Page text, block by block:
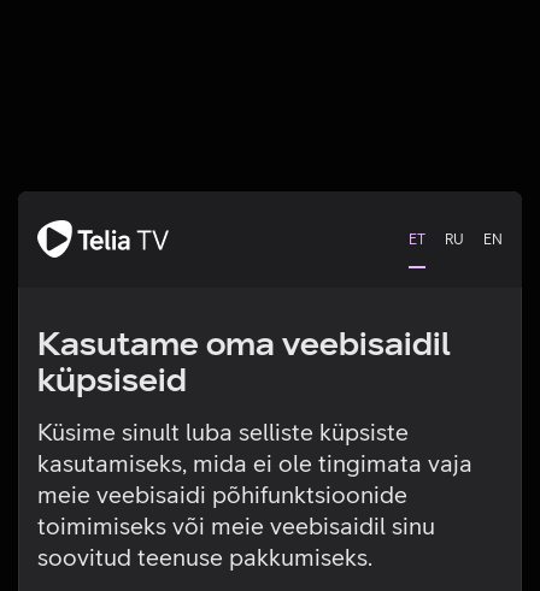
ET RU EN
Kasutame oma veebisaidil
küpsiseid
Küsime sinult luba selliste küpsiste
kasutamiseks, mida ei ole tingimata vaja
meie veebisaidi põhifunktsioonide
toimimiseks või meie veebisaidil sinu
soovitud teenuse pakkumiseks.
Tehniline viga